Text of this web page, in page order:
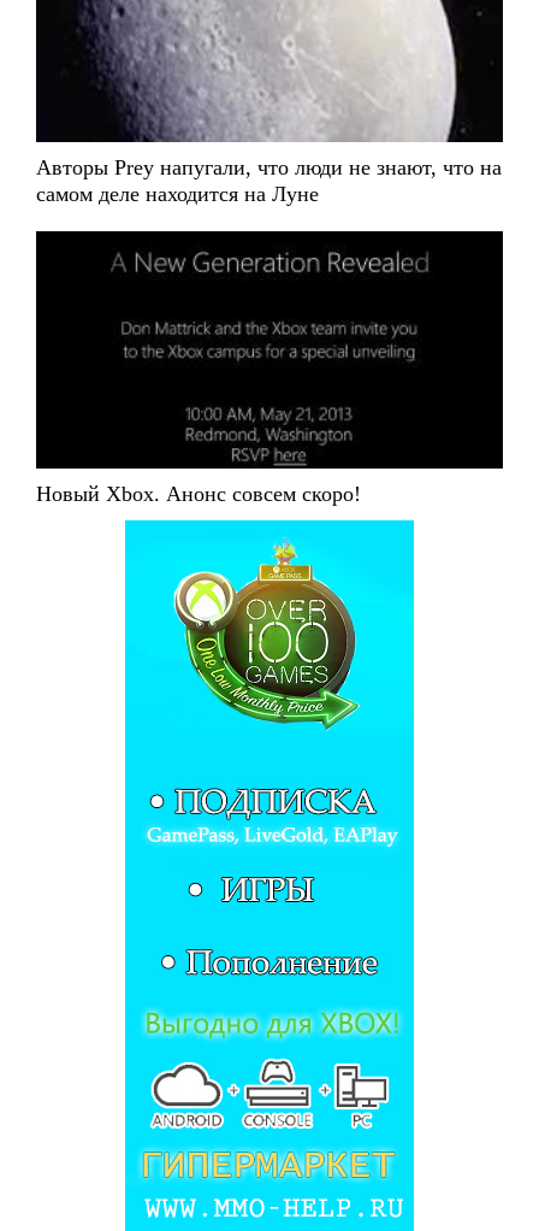
Авторы Prey напугали, что люди не знают, что на
самом деле находится на Луне
Новый Xbox. Анонс совсем скоро!